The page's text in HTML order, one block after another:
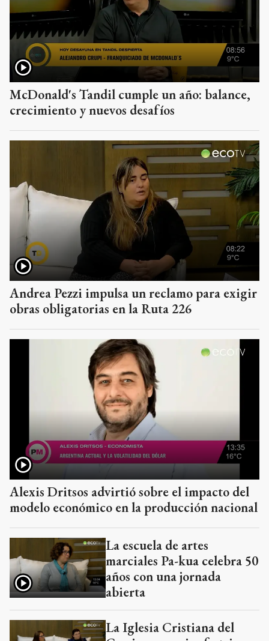
McDonald's Tandil cumple un año: balance,
crecimiento y nuevos desafíos
Andrea Pezzi impulsa un reclamo para exigir
obras obligatorias en la Ruta 226
Alexis Dritsos advirtió sobre el impacto del
modelo económico en la producción nacional
La escuela de artes
marciales Pa-kua celebra 50
años con una jornada
abierta
La Iglesia Cristiana del